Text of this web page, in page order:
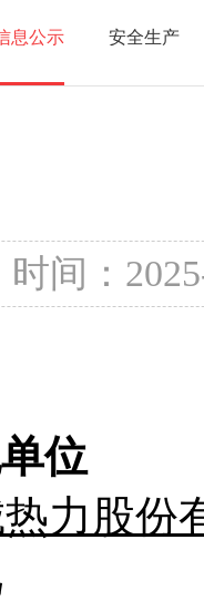
息公示 安全生产
时间：
位
力股份